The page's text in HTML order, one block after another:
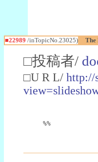
■22989 /inTopicNo.23025) The
□投稿者/
□U R L/ http://
%%